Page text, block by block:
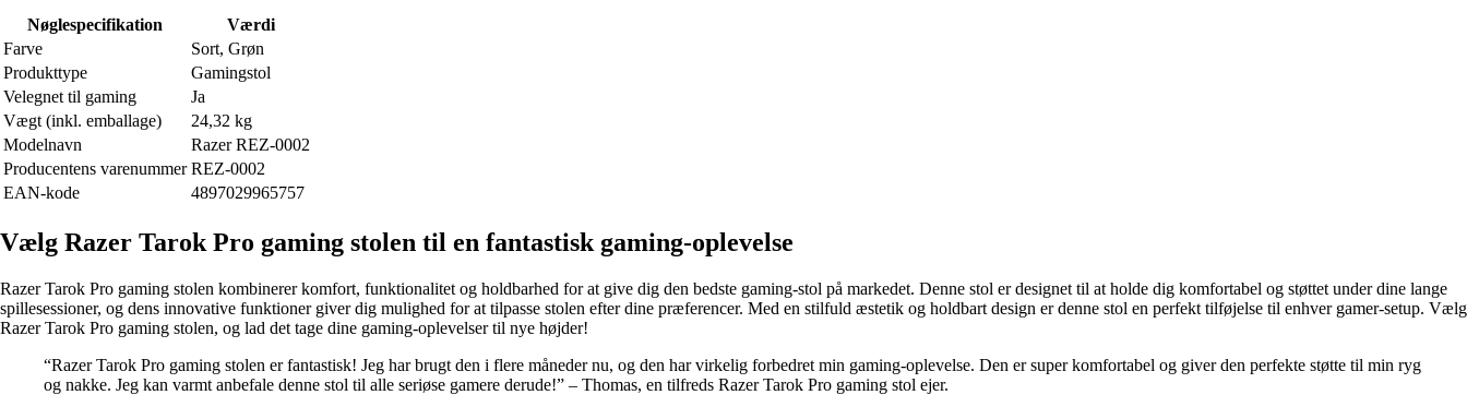
Nøglespecifikation
Værdi
Farve
Sort, Grøn
Produkttype
Gamingstol
Velegnet til gaming
Ja
Vægt (inkl. emballage)
24,32 kg
Modelnavn
Razer REZ-0002
Producentens varenummer REZ-0002
EAN-kode
4897029965757
Vælg Razer Tarok Pro gaming stolen til en fantastisk gaming-oplevelse
Razer Tarok Pro gaming stolen kombinerer komfort, funktionalitet og holdbarhed for at give dig den bedste gaming-stol på markedet. Denne stol er designet til at holde dig komfortabel og støttet under dine lange
spillesessioner, og dens innovative funktioner giver dig mulighed for at tilpasse stolen efter dine præferencer. Med en stilfuld æstetik og holdbart design er denne stol en perfekt tilføjelse til enhver gamer-setup. Vælg
Razer Tarok Pro gaming stolen, og lad det tage dine gaming-oplevelser til nye højder!
“Razer Tarok Pro gaming stolen er fantastisk! Jeg har brugt den i flere måneder nu, og den har virkelig forbedret min gaming-oplevelse. Den er super komfortabel og giver den perfekte støtte til min ryg
og nakke. Jeg kan varmt anbefale denne stol til alle seriøse gamere derude!” – Thomas, en tilfreds Razer Tarok Pro gaming stol ejer.